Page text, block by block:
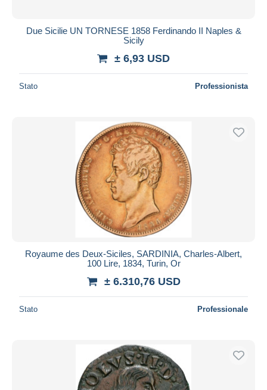
Due Sicilie UN TORNESE 1858 Ferdinando II Naples &
Sicily
± 6,93 USD
Stato Professionista
Royaume des Deux-Siciles, SARDINIA, Charles-Albert,
100 Lire, 1834, Turin, Or
± 6.310,76 USD
Stato Professionale